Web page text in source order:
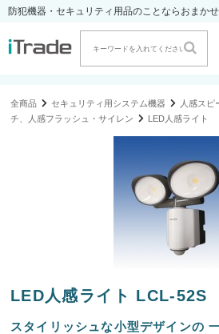
防犯機器・セキュリティ用品のことならおまかせ
全商品 セキュリティ用システム機器
人感スピ
チ、人感フラッシュ・サイレン
LED人感ライト
LED人感ライト LCL-52S
スタイリッシュな小型デザインの